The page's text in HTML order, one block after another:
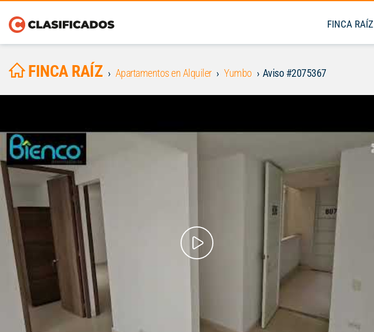
FINCA RAÍZ
FINCA RAÍZ Apartamentos en Alquiler Yumbo Aviso #2075367